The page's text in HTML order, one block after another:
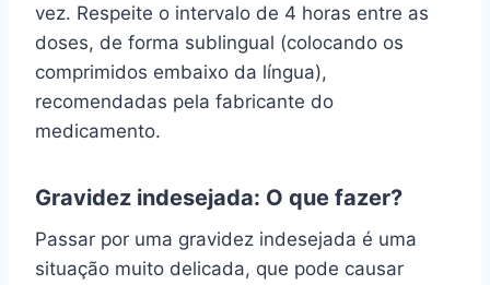
vez. Respeite o intervalo de 4 horas entre as
doses, de forma sublingual (colocando os
comprimidos embaixo da língua),
recomendadas pela fabricante do
medicamento.
Gravidez indesejada: O que fazer?
Passar por uma gravidez indesejada é uma
situação muito delicada, que pode causar